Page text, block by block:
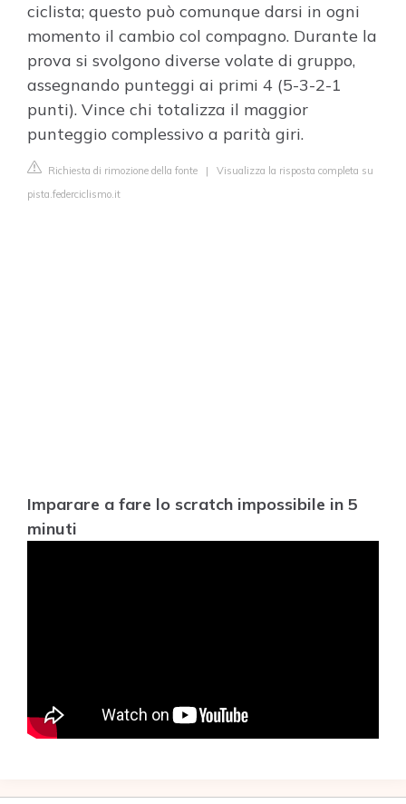
ciclista; questo può comunque darsi in ogni
momento il cambio col compagno. Durante la
prova si svolgono diverse volate di gruppo,
assegnando punteggi ai primi 4 (5-3-2-1
punti). Vince chi totalizza il maggior
punteggio complessivo a parità giri.
Richiesta di rimozione della fonte | Visualizza la risposta completa su
pista.federciclismo.it
Imparare a fare lo scratch impossibile in 5
minuti